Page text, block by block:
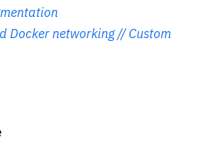
Docker networking // Custom